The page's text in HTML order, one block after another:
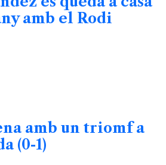
amb el Rodi
amb un triomf a
(0-1)